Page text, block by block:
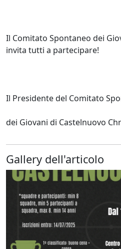
Il Comitato Spontaneo dei
invita tutti a partecipare!
Il Presidente del Comitato
dei Giovani di Castelnuovo
Gallery dell'articolo